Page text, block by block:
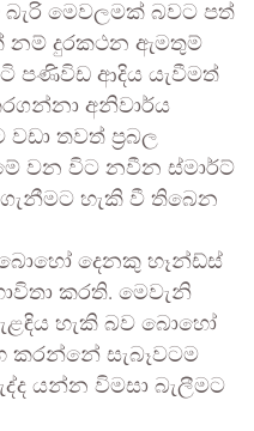
මෙවලමක් බවට පත්
නම් දුරකථන ඇමතුම්
පණිවිඩ ආදිය යැවීමත්
අනිවාර්ය
තවත් ප්‍රබල
වන විට නවීන ස්මාර්ට්
හැකි වී තිබෙන
බොහෝ දෙනකු හෑන්ඩ්ස්
කරති. මෙවැනි
හැකි බව බොහෝ
කරන්නේ සැබෑවටම
යන්න විමසා බැලීමට